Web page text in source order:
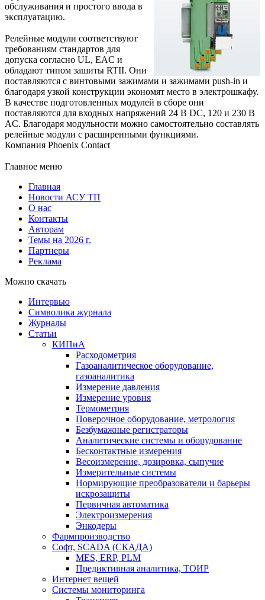
обслуживания и простого ввода в
эксплуатацию.
Релейные модули соответствуют
требованиям стандартов для
допуска согласно UL, EAC и
обладают типом зашиты RTII. Они
поставляются с винтовыми зажимами и зажимами push-in и
благодаря узкой конструкции экономят место в электрошкафу.
В качестве подготовленных модулей в сборе они
поставляются для входных напряжений 24 В DC, 120 и 230 В
AC. Благодаря модульности можно самостоятельно составлять
релейные модули с расширенными функциями.
Компания Phoenix Contact
Главное меню
Главная
Новости АСУ ТП
О нас
Контакты
Авторам
Темы на 2026 г.
Партнеры
Реклама
Можно скачать
Интервью
Символика журнала
Журналы
Статьи
КИПиА
Расходометрия
Газоаналитическое оборудование,
газоаналитика
Измерение давления
Измерение уровня
Термометрия
Поверочное оборудование, метрология
Безбумажные регистраторы
Аналитические системы и оборудование
Бесконтактные измерения
Весоизмерение, дозировка, сыпучие
Измерительные системы
Нормирующие преобразователи и барьеры
искрозащиты
Первичная автоматика
Электроизмерения
Энкодеры
Фармпроизводство
Софт, SCADA (СКАДА)
MES, ERP, PLM
Предиктивная аналитика, ТОИР
Интернет вещей
Системы мониторинга